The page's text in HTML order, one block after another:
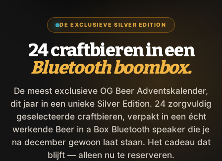
DE EXCLUSIEVE SILVER EDITION
24 craftbieren in een
Bluetooth boombox.
De meest exclusieve OG Beer Adventskalender,
dit jaar in een unieke Silver Edition. 24 zorgvuldig
geselecteerde craftbieren, verpakt in een écht
werkende Beer in a Box Bluetooth speaker die je
na december gewoon laat staan. Het cadeau dat
blijft — alleen nu te reserveren.